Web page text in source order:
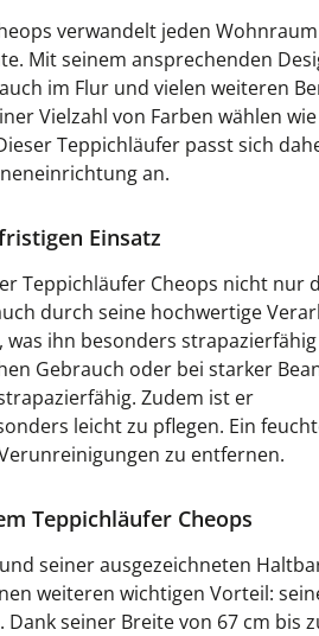
verwandelt jeden
Mit seinem ansprechenden
im Flur und vielen weiteren
Vielzahl von Farben wählen
Teppichläufer passt sich
an.
Einsatz
Teppichläufer Cheops nicht nur
durch seine hochwertige
was ihn besonders
Gebrauch oder bei starker
Zudem ist er
leicht zu pflegen. Ein
zu entfernen.
Teppichläufer Cheops
seiner ausgezeichneten
weiteren wichtigen Vorteil:
seiner Breite von 67 cm bis